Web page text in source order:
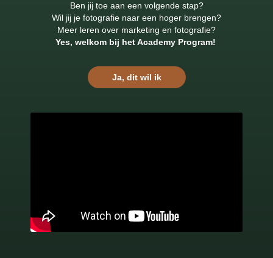
Ben jij toe aan een volgende stap?
Wil jij je fotografie naar een hoger brengen?
Meer leren over marketing en fotografie?
Yes, welkom bij het Academy Program!
Ja, dit wil ik